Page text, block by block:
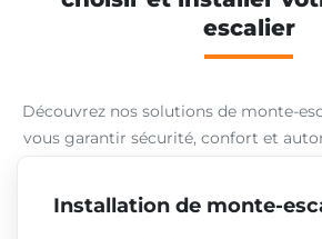
escalier
Découvrez nos solutions de monte-
vous garantir sécurité, confort et
Installation de monte-